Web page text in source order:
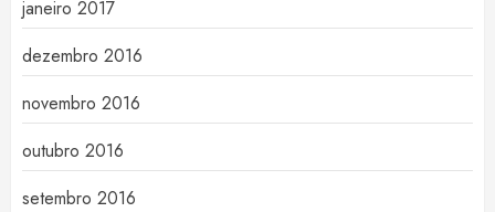
janeiro 2017
dezembro 2016
novembro 2016
outubro 2016
setembro 2016